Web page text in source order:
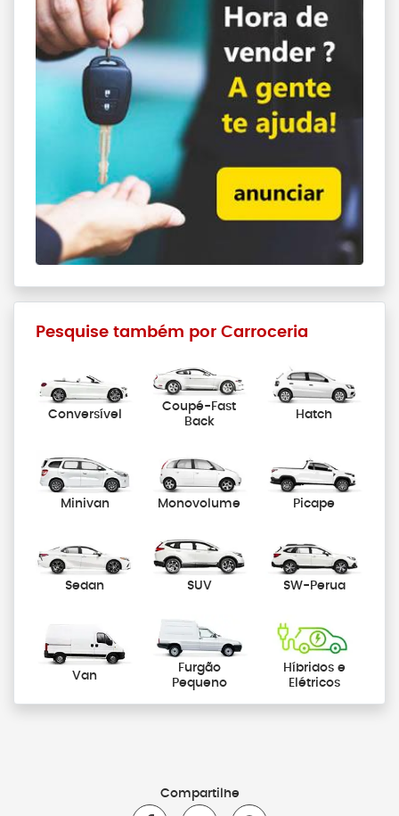
Pesquise também por Carroceria
Conversível
Coupé-Fast
Back
Hatch
Minivan Monovolume Picape
Sedan SUV SW-Perua
Van
Furgão
Pequeno
Híbridos e
Elétricos
Compartilhe